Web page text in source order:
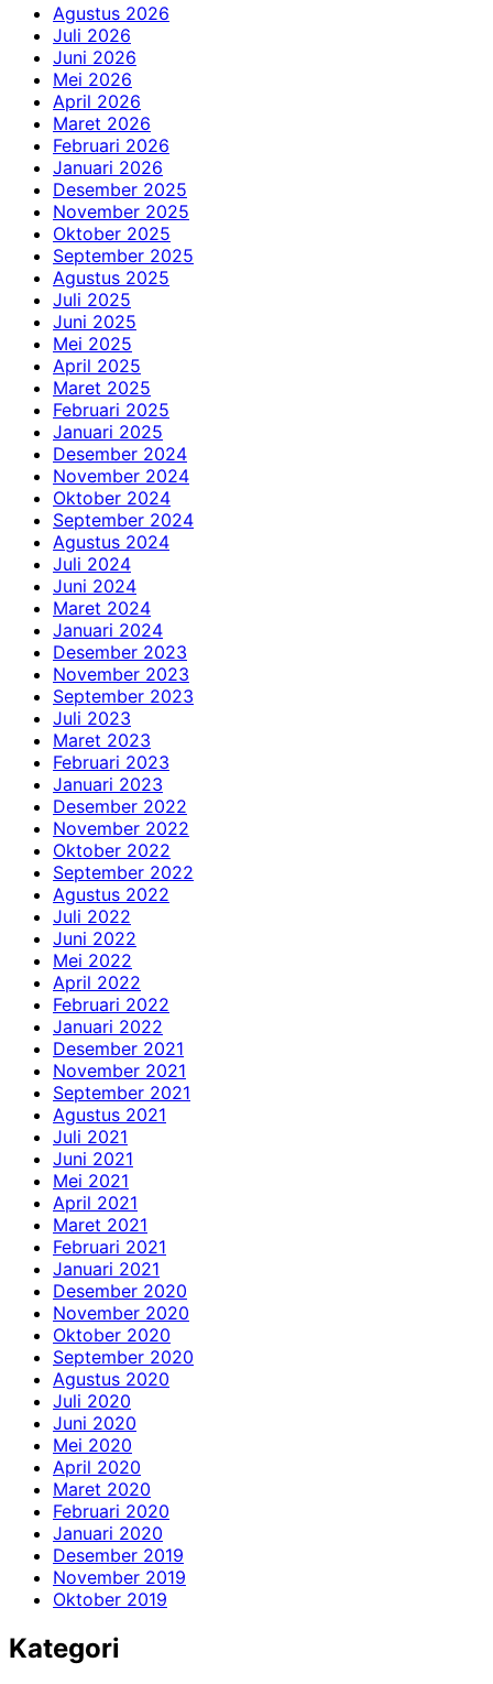
Agustus 2026
Juli 2026
Juni 2026
Mei 2026
April 2026
Maret 2026
Februari 2026
Januari 2026
Desember 2025
November 2025
Oktober 2025
September 2025
Agustus 2025
Juli 2025
Juni 2025
Mei 2025
April 2025
Maret 2025
Februari 2025
Januari 2025
Desember 2024
November 2024
Oktober 2024
September 2024
Agustus 2024
Juli 2024
Juni 2024
Maret 2024
Januari 2024
Desember 2023
November 2023
September 2023
Juli 2023
Maret 2023
Februari 2023
Januari 2023
Desember 2022
November 2022
Oktober 2022
September 2022
Agustus 2022
Juli 2022
Juni 2022
Mei 2022
April 2022
Februari 2022
Januari 2022
Desember 2021
November 2021
September 2021
Agustus 2021
Juli 2021
Juni 2021
Mei 2021
April 2021
Maret 2021
Februari 2021
Januari 2021
Desember 2020
November 2020
Oktober 2020
September 2020
Agustus 2020
Juli 2020
Juni 2020
Mei 2020
April 2020
Maret 2020
Februari 2020
Januari 2020
Desember 2019
November 2019
Oktober 2019
Kategori